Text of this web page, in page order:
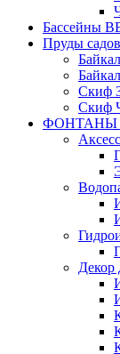
Бассейны
Пруды
Скиф
Скиф
ФОНТАНЫ
Декор